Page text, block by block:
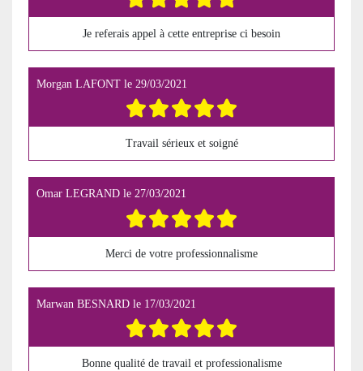
Je referais appel à cette entreprise ci besoin
Morgan LAFONT le 29/03/2021
Travail sérieux et soigné
Omar LEGRAND le 27/03/2021
Merci de votre professionnalisme
Marwan BESNARD le 17/03/2021
Bonne qualité de travail et professionalisme